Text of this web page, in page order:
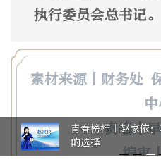
执行委员会总书记。
素材来源丨财务处
责编丨
编审
青春榜样｜赵家依
的选择